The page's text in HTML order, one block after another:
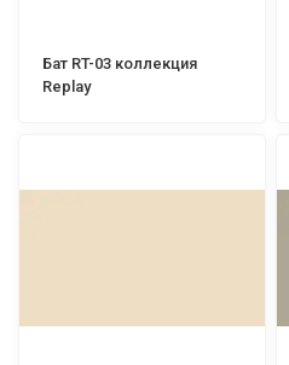
Бат RT-03 коллекция
Replay